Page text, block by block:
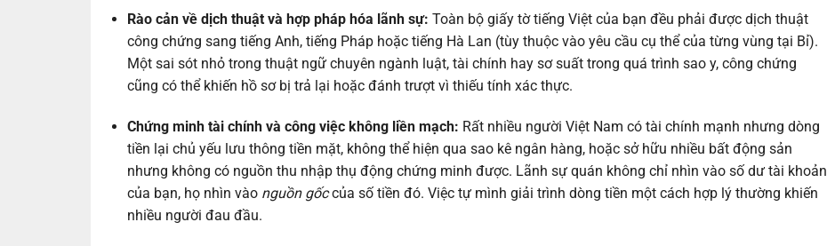
Rào cản về dịch thuật và hợp pháp hóa lãnh sự: Toàn bộ giấy tờ tiếng Việt của bạn đều phải được dịch thuật
công chứng sang tiếng Anh, tiếng Pháp hoặc tiếng Hà Lan (tùy thuộc vào yêu cầu cụ thể của từng vùng tại Bỉ).
Một sai sót nhỏ trong thuật ngữ chuyên ngành luật, tài chính hay sơ suất trong quá trình sao y, công chứng
cũng có thể khiến hồ sơ bị trả lại hoặc đánh trượt vì thiếu tính xác thực.
Chứng minh tài chính và công việc không liền mạch: Rất nhiều người Việt Nam có tài chính mạnh nhưng dòng
tiền lại chủ yếu lưu thông tiền mặt, không thể hiện qua sao kê ngân hàng, hoặc sở hữu nhiều bất động sản
nhưng không có nguồn thu nhập thụ động chứng minh được. Lãnh sự quán không chỉ nhìn vào số dư tài khoản
của bạn, họ nhìn vào nguồn gốccủa số tiền đó. Việc tự mình giải trình dòng tiền một cách hợp lý thường khiến
nhiều người đau đầu.